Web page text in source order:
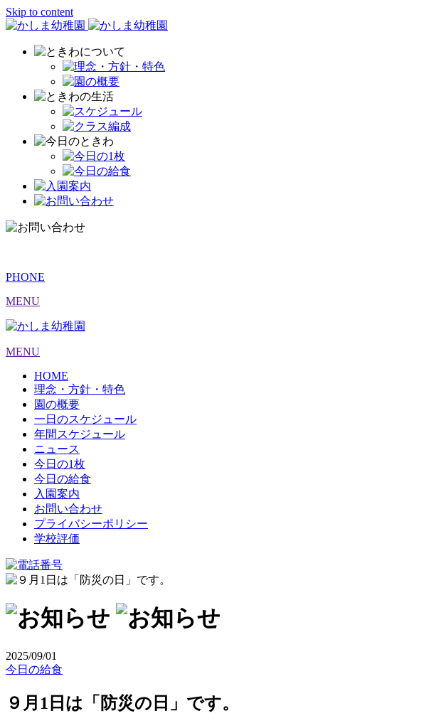
Skip to content
PHONE
MENU
MENU
HOME
理念・方針・特色
園の概要
一日のスケジュール
年間スケジュール
ニュース
今日の1枚
今日の給食
入園案内
お問い合わせ
プライバシーポリシー
学校評価
2025/09/01
今日の給食
９月1日は「防災の日」です。